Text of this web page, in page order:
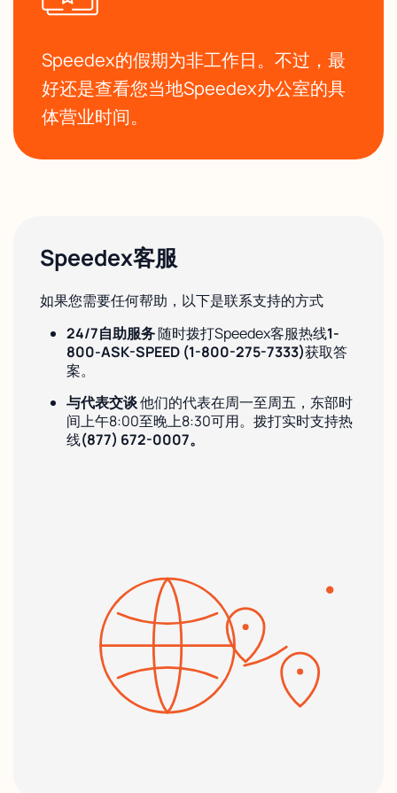
Speedex的假期为非工作日。不过，最
好还是查看您当地Speedex办公室的具
体营业时间。
Speedex客服
如果您需要任何帮助，以下是联系支持的方式
24/7自助服务随时拨打Speedex客服热线1-
800-ASK-SPEED (1-800-275-7333)获取答
案。
与代表交谈他们的代表在周一至周五，东部时
间上午8:00至晚上8:30可用。拨打实时支持热
线(877) 672-0007。